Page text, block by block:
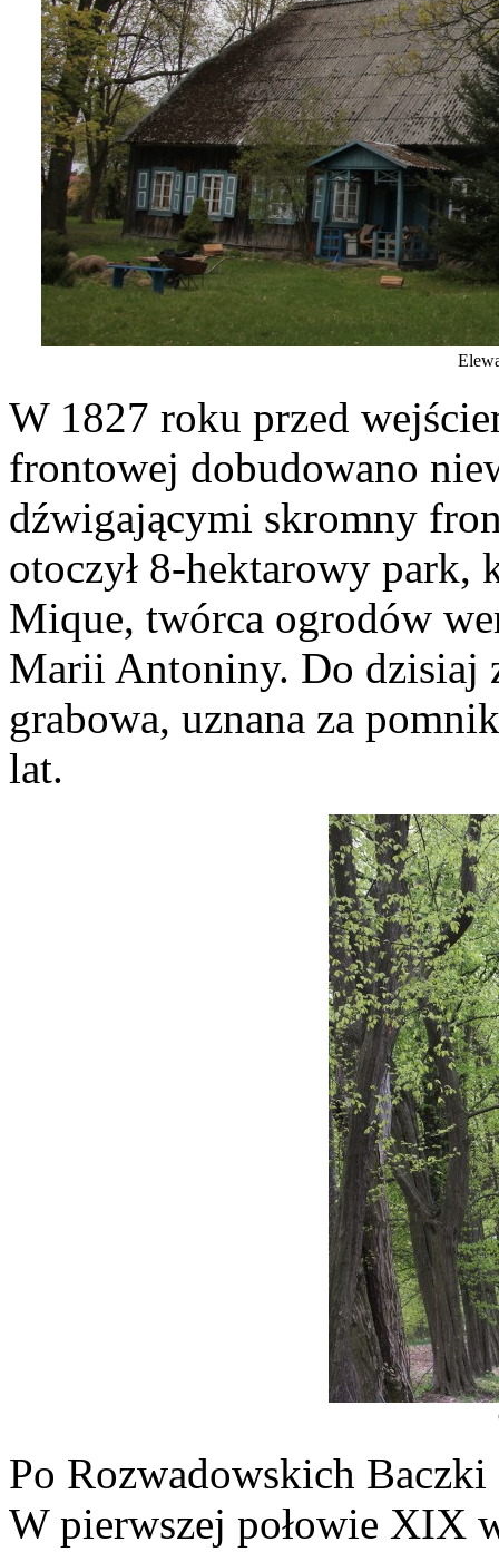
W 1827 roku przed
frontowej dobudowano
dźwigającymi skromny
otoczył 8-hektarowy park,
Mique, twórca ogrodów
Marii Antoniny. Do dzisiaj
grabowa, uznana za
lat.
Po Rozwadowskich Baczki
W pierwszej połowie XIX